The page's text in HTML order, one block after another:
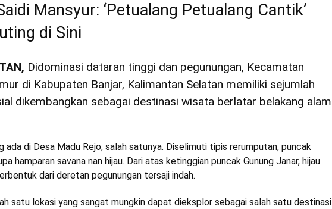
Mansyur: ‘Petualang Petualang Cantik’
di Sini
Didominasi dataran tinggi dan pegunungan, Kecamatan
di Kabupaten Banjar, Kalimantan Selatan memiliki sejumlah
dikembangkan sebagai destinasi wisata berlatar belakang alam
ada di Desa Madu Rejo, salah satunya. Diselimuti tipis rerumputan, puncak
hamparan savana nan hijau. Dari atas ketinggian puncak Gunung Janar, hijau
dari deretan pegunungan tersaji indah.
satu lokasi yang sangat mungkin dapat dieksplor sebagai salah satu destinasi